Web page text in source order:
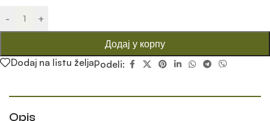
- +
Додај у корпу
Dodaj na listu željaPodeli:
Opis